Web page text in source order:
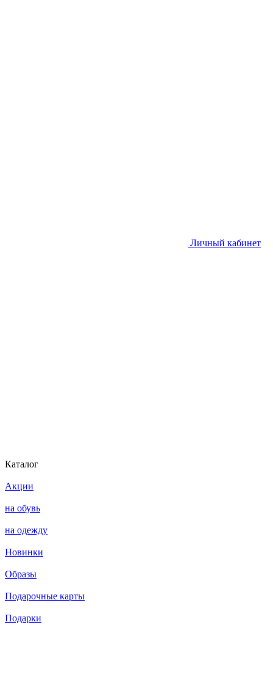
Личный кабинет
Каталог
Акции
на обувь
на одежду
Новинки
Образы
Подарочные карты
Подарки